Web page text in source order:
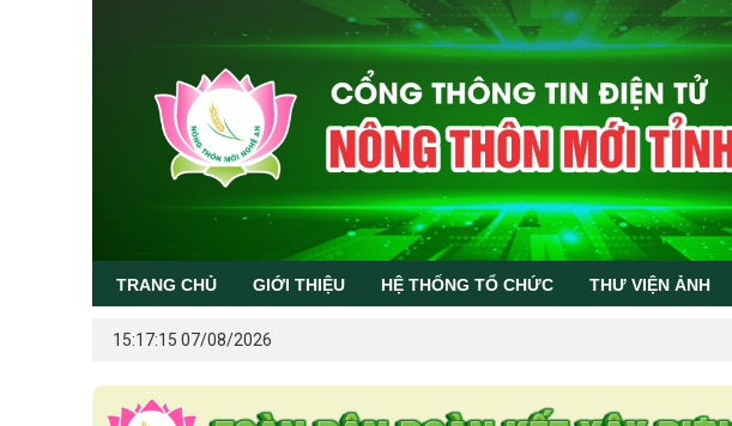
TRANG CHỦ GIỚI THIỆU HỆ THỐNG TỔ CHỨC THƯ VIỆN ẢNH
15:17:15 07/08/2026